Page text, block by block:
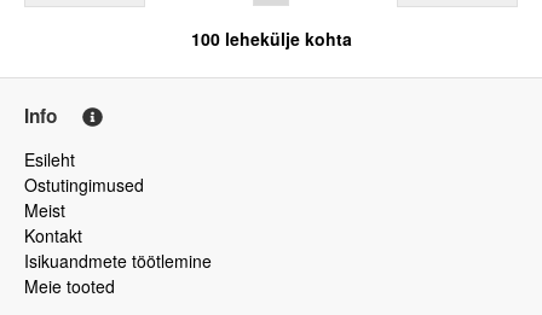
100 lehekülje kohta
Info
Esileht
Ostutingimused
Meist
Kontakt
Isikuandmete töötlemine
Meie tooted